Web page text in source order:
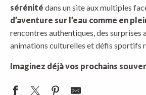
sérénité dans un site aux multiples
d’aventure sur l’eau comme en
rencontres authentiques, des surprises
animations culturelles et défis sportifs
Imaginez déjà vos prochains